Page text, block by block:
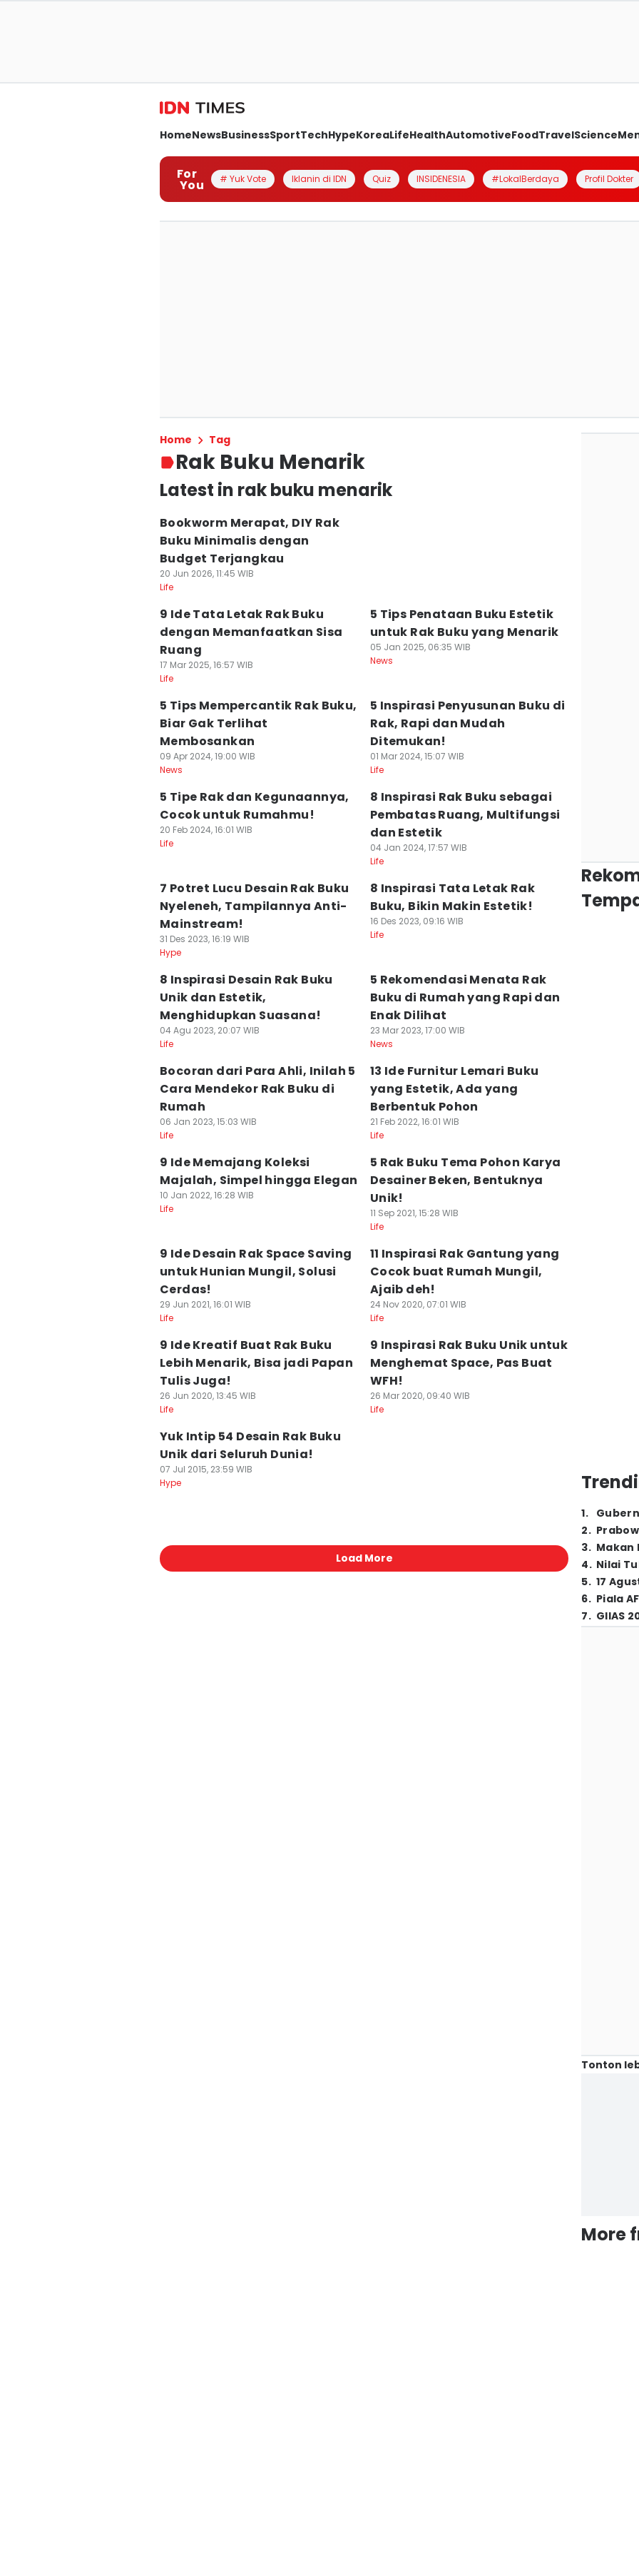
HomeNewsBusinessSportTechHypeKoreaLifeHealthAutomotiveFoodTravelScience
For
You # Yuk Vote Iklanin di IDN Quiz INSIDENESIA #LokalBerdaya Profil Dokter
Home Tag
Rak Buku Menarik
Latest in rak buku menarik
Bookworm Merapat, DIY Rak
Buku Minimalis dengan
Budget Terjangkau
20 Jun 2026, 11:45 WIB
Life
9 Ide Tata Letak Rak Buku
dengan Memanfaatkan Sisa
Ruang
17 Mar 2025, 16:57 WIB
Life
5 Tips Penataan Buku Estetik
untuk Rak Buku yang Menarik
05 Jan 2025, 06:35 WIB
News
5 Tips Mempercantik Rak Buku,
Biar Gak Terlihat
Membosankan
09 Apr 2024, 19:00 WIB
News
5 Inspirasi Penyusunan Buku di
Rak, Rapi dan Mudah
Ditemukan!
01 Mar 2024, 15:07 WIB
Life
5 Tipe Rak dan Kegunaannya,
Cocok untuk Rumahmu!
20 Feb 2024, 16:01 WIB
Life
8 Inspirasi Rak Buku sebagai
Pembatas Ruang, Multifungsi
dan Estetik
04 Jan 2024, 17:57 WIB
Life
7 Potret Lucu Desain Rak Buku
Nyeleneh, Tampilannya Anti-
Mainstream!
31 Des 2023, 16:19 WIB
Hype
8 Inspirasi Tata Letak Rak
Buku, Bikin Makin Estetik!
16 Des 2023, 09:16 WIB
Life
8 Inspirasi Desain Rak Buku
Unik dan Estetik,
Menghidupkan Suasana!
04 Agu 2023, 20:07 WIB
Life
5 Rekomendasi Menata Rak
Buku di Rumah yang Rapi dan
Enak Dilihat
23 Mar 2023, 17:00 WIB
News
Bocoran dari Para Ahli, Inilah 5
Cara Mendekor Rak Buku di
Rumah
06 Jan 2023, 15:03 WIB
Life
13 Ide Furnitur Lemari Buku
yang Estetik, Ada yang
Berbentuk Pohon
21 Feb 2022, 16:01 WIB
Life
9 Ide Memajang Koleksi
Majalah, Simpel hingga Elegan
10 Jan 2022, 16:28 WIB
Life
5 Rak Buku Tema Pohon Karya
Desainer Beken, Bentuknya
Unik!
11 Sep 2021, 15:28 WIB
Life
9 Ide Desain Rak Space Saving
untuk Hunian Mungil, Solusi
Cerdas!
29 Jun 2021, 16:01 WIB
Life
11 Inspirasi Rak Gantung yang
Cocok buat Rumah Mungil,
Ajaib deh!
24 Nov 2020, 07:01 WIB
Life
9 Ide Kreatif Buat Rak Buku
Lebih Menarik, Bisa jadi Papan
Tulis Juga!
26 Jun 2020, 13:45 WIB
Life
9 Inspirasi Rak Buku Unik untuk
Menghemat Space, Pas Buat
WFH!
26 Mar 2020, 09:40 WIB
Life
Yuk Intip 54 Desain Rak Buku
Unik dari Seluruh Dunia!
07 Jul 2015, 23:59 WIB
Hype
Load More
1.
2.
3. Makan
4. Nilai
5. 17
6. Piala
7. GIIAS
Tonton
More